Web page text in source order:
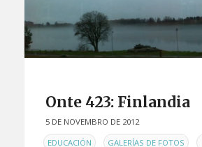
Onte 423: Finlandia
5 DE NOVEMBRO DE 2012
ENEDUCACIÓN , GALERÍAS DE FOTOS ,